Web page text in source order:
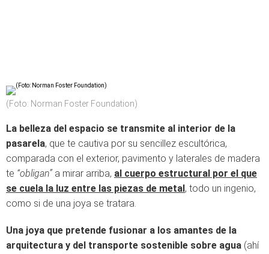
(Foto: Norman Foster Foundation)
La belleza del espacio se transmite al interior de la
pasarela, que te cautiva por su sencillez escultórica,
comparada con el exterior, pavimento y laterales de madera
te “obligan”a mirar arriba, al cuerpo estructural por el que
se cuela la luz entre las piezas de metal, todo un ingenio,
como si de una joya se tratara.
Una joya que pretende fusionar a los amantes de la
arquitectura y del transporte sostenible sobre agua (ahí